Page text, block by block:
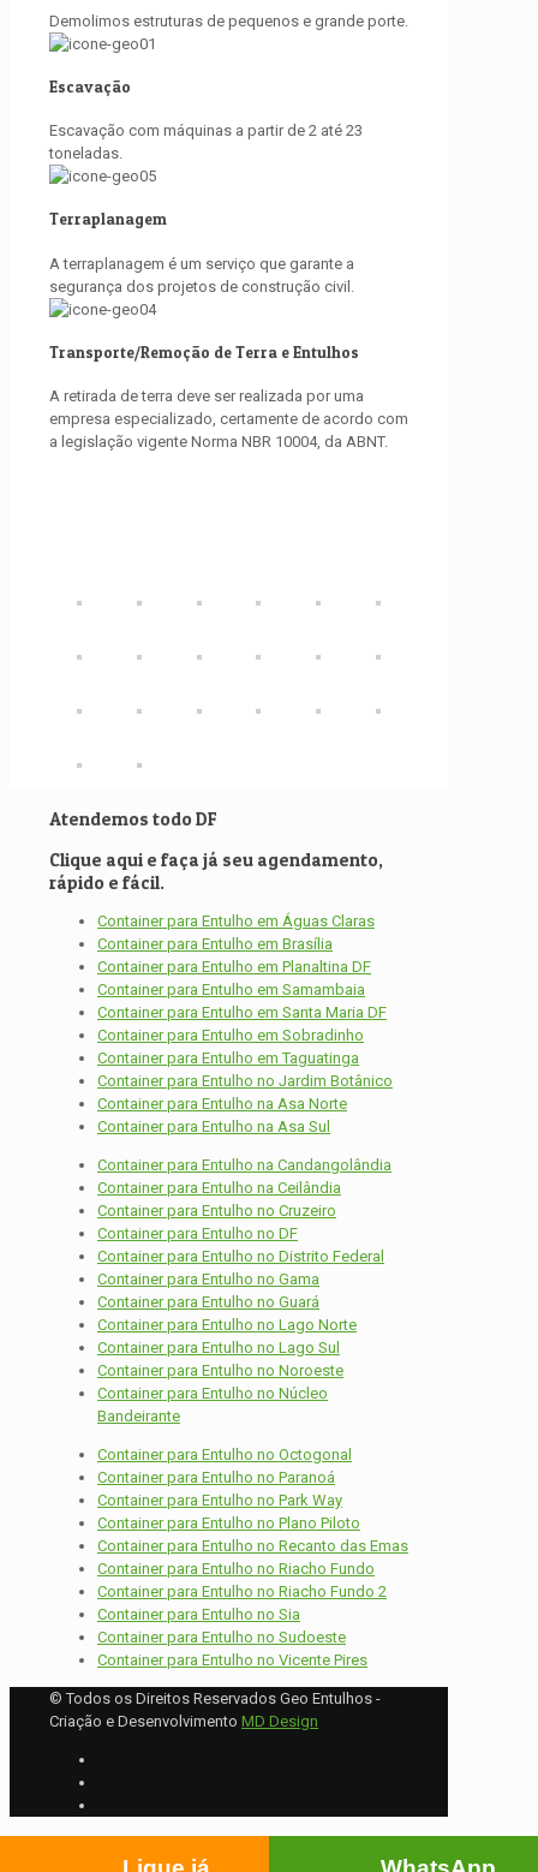
Demolimos estruturas de pequenos e grande porte.
Escavação
Escavação com máquinas a partir de 2 até 23
toneladas.
Terraplanagem
A terraplanagem é um serviço que garante a
segurança dos projetos de construção civil.
Transporte/Remoção de Terra e Entulhos
A retirada de terra deve ser realizada por uma
empresa especializado, certamente de acordo com
a legislação vigente Norma NBR 10004, da ABNT.
Atendemos todo DF
Clique aqui e faça já seu agendamento,
rápido e fácil.
Container para Entulho em Águas Claras
Container para Entulho em Brasília
Container para Entulho em Planaltina DF
Container para Entulho em Samambaia
Container para Entulho em Santa Maria DF
Container para Entulho em Sobradinho
Container para Entulho em Taguatinga
Container para Entulho no Jardim Botânico
Container para Entulho na Asa Norte
Container para Entulho na Asa Sul
Container para Entulho na Candangolândia
Container para Entulho na Ceilândia
Container para Entulho no Cruzeiro
Container para Entulho no DF
Container para Entulho no Distrito Federal
Container para Entulho no Gama
Container para Entulho no Guará
Container para Entulho no Lago Norte
Container para Entulho no Lago Sul
Container para Entulho no Noroeste
Container para Entulho no Núcleo
Bandeirante
Container para Entulho no Octogonal
Container para Entulho no Paranoá
Container para Entulho no Park Way
Container para Entulho no Plano Piloto
Container para Entulho no Recanto das Emas
Container para Entulho no Riacho Fundo
Container para Entulho no Riacho Fundo 2
Container para Entulho no Sia
Container para Entulho no Sudoeste
Container para Entulho no Vicente Pires
© Todos os Direitos Reservados Geo Entulhos -
Criação e Desenvolvimento MD Design